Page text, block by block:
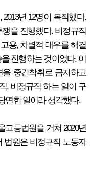
년 12명이 복직했다.
을 진행했다. 비정규직
용, 차별적 대우를 해결
진행하는 것이었다. 이
중간착취로 금지하고
, 비정규직 하는 일이 구
연한 일이라 생각했다.
고등법원을 거쳐 2020년
법원은 비정규직 노동자